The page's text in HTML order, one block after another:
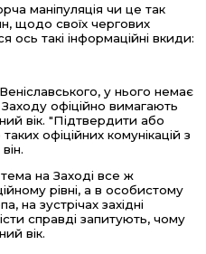
маніпуляція чи це так
щодо своїх чергових
ось такі інформаційні вкиди:
у нього немає
офіційно вимагають
вік. "Підтвердити або
офіційних комунікацій з
на Заході все ж
рівні, а в особистому
на зустрічах західні
справді запитують, чому
вік.